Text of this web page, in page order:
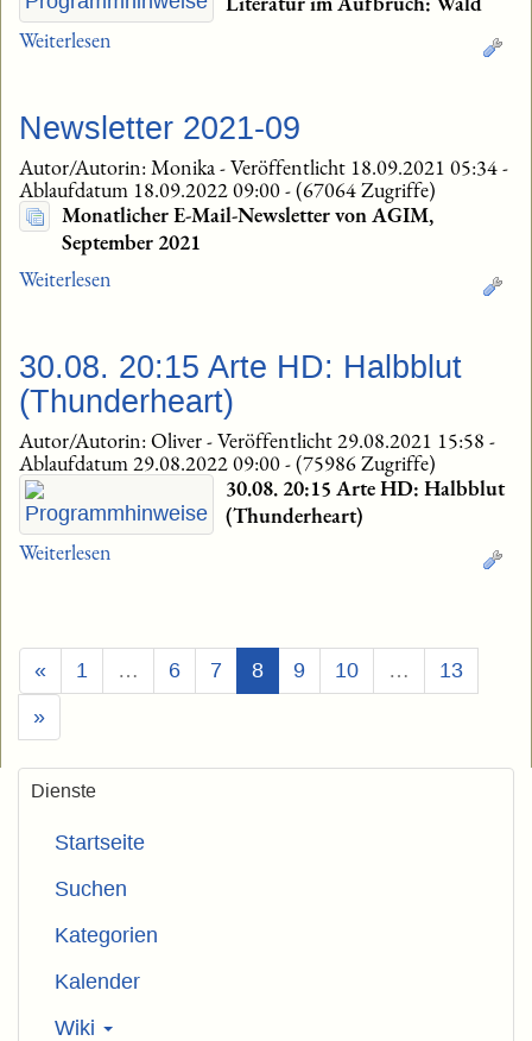
Weiterlesen
Newsletter 2021-09
Autor/Autorin: Monika-Veröffentlicht 18.09.2021 05:34-
Ablaufdatum 18.09.2022 09:00-(67064 Zugriffe)
Monatlicher E-Mail-Newsletter von AGIM,
September 2021
Weiterlesen
30.08. 20:15 Arte HD: Halbblut
(Thunderheart)
Autor/Autorin: Oliver-Veröffentlicht 29.08.2021 15:58 -
Ablaufdatum 29.08.2022 09:00-(75986 Zugriffe)
30.08. 20:15 Arte HD: Halbblut
(Thunderheart)
Weiterlesen
« 1 … 6 7 8(Aktuell)
9 10 …
13
»
Dienste
Startseite
Suchen
Kategorien
Kalender
Wiki